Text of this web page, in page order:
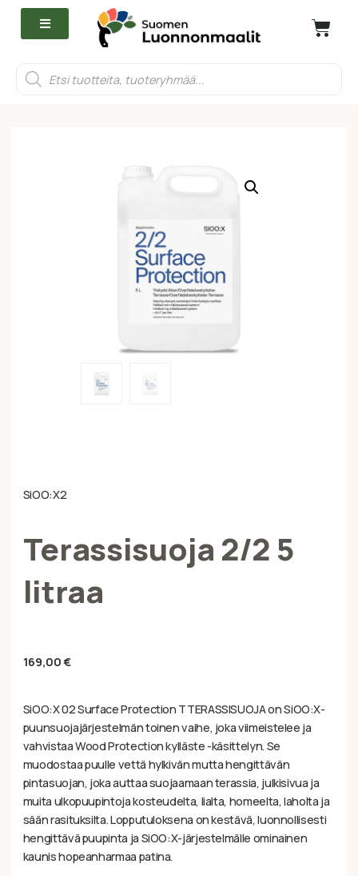
SiOO:X2
Terassisuoja 2/2 5
litraa
169,00€
SiOO:X 02 Surface Protection TTERASSISUOJA on SiOO:X-
puunsuojajärjestelmän toinen vaihe, joka viimeistelee ja
vahvistaa Wood Protection kylläste -käsittelyn. Se
muodostaa puulle vettä hylkivän mutta hengittävän
pintasuojan, joka auttaa suojaamaan terassia, julkisivua ja
muita ulkopuupintoja kosteudelta, lialta, homeelta, laholta ja
sään rasituksilta. Lopputuloksena on kestävä, luonnollisesti
hengittävä puupinta ja SiOO:X-järjestelmälle ominainen
kaunis hopeanharmaa patina.